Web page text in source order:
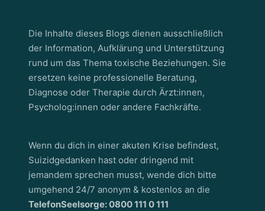
Die Inhalte dieses Blogs dienen ausschließlich
der Information, Aufklärung und Unterstützung
rund um das Thema toxische Beziehungen. Sie
ersetzen keine professionelle Beratung,
Diagnose oder Therapie durch Ärzt:innen,
Psycholog:innen oder andere Fachkräfte.
Wenn du dich in einer akuten Krise befindest,
Suizidgedanken hast oder dringend mit
jemandem sprechen musst, wende dich bitte
umgehend 24/7 anonym & kostenlos an die
TelefonSeelsorge: 0800 111 0 111